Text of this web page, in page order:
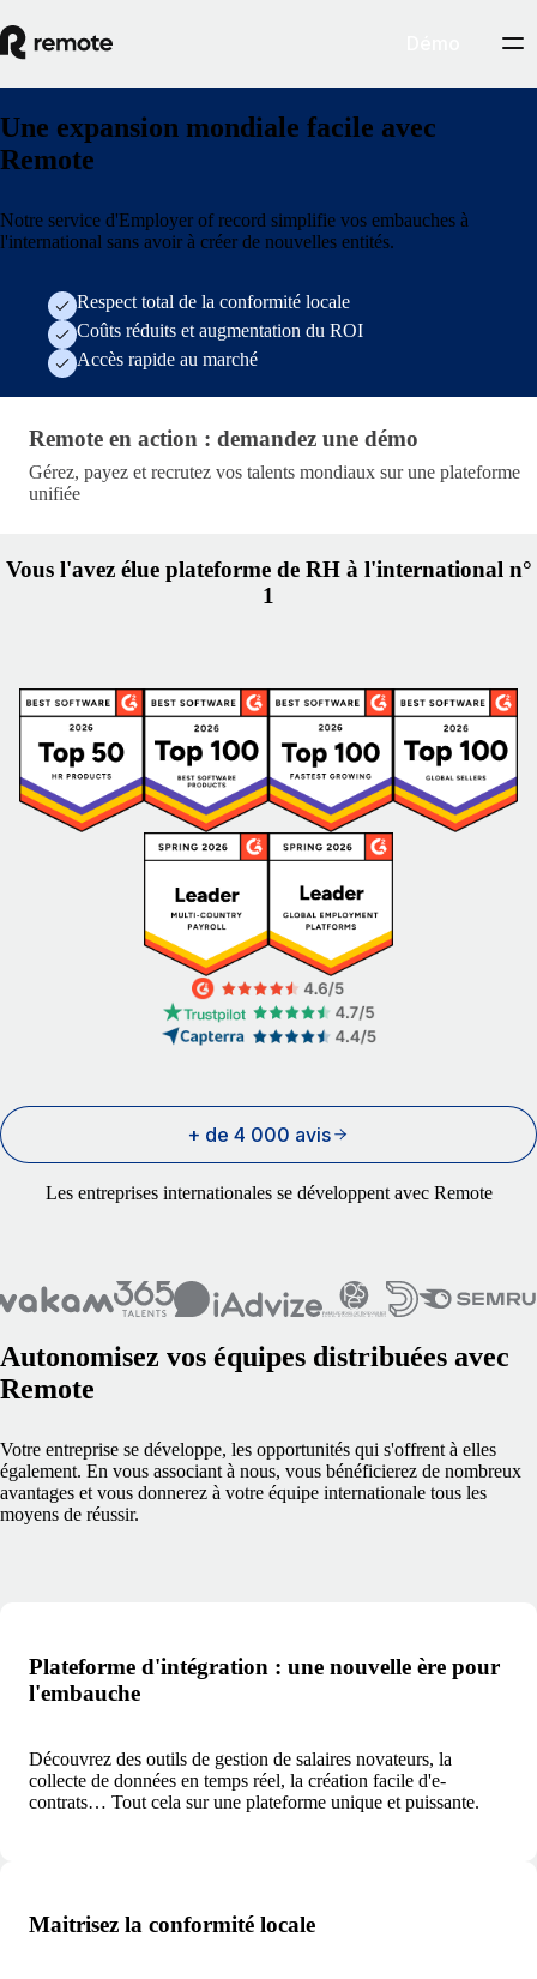
Une expansion mondiale facile avec
Remote
Notre service d'Employer of record simplifie vos embauches à
l'international sans avoir à créer de nouvelles entités.
Respect total de la conformité locale
Coûts réduits et augmentation du ROI
Accès rapide au marché
Generic Demo Form
Remote en action : demandez une démo
Gérez, payez et recrutez vos talents mondiaux sur une plateforme
unifiée
Vous l'avez élue plateforme de RH à l'international n°
1
+ de 4 000 avis
Les entreprises internationales se développent avec Remote
Autonomisez vos équipes distribuées avec
Remote
Votre entreprise se développe, les opportunités qui s'offrent à elles
également. En vous associant à nous, vous bénéficierez de nombreux
avantages et vous donnerez à votre équipe internationale tous les
moyens de réussir.
Plateforme d'intégration : une nouvelle ère pour
l'embauche
Découvrez des outils de gestion de salaires novateurs, la
collecte de données en temps réel, la création facile d'e-
contrats… Tout cela sur une plateforme unique et puissante.
Maitrisez la conformité locale